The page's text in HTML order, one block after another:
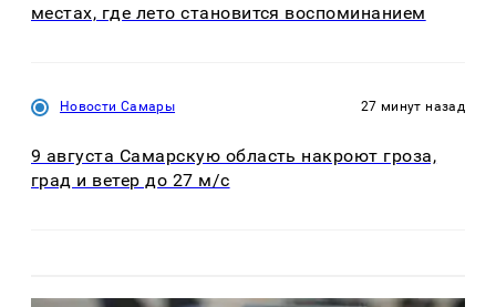
местах, где лето становится воспоминанием
Новости Самары 27 минут назад
9 августа Самарскую область накроют гроза,
град и ветер до 27 м/с